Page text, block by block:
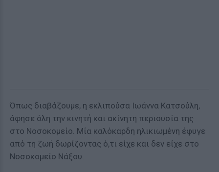
Όπως διαβάζουμε, η εκλιπούσα Ιωάννα Κατσούλη,
άφησε όλη την κινητή και ακίνητη περιουσία της
στο Νοσοκομείο. Μία καλόκαρδη ηλικιωμένη έφυγε
από τη ζωή δωρίζοντας ό,τι είχε και δεν είχε στο
Νοσοκομείο Νάξου.